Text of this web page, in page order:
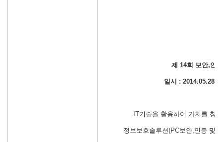
제 14회 보안,안
일시 : 2014.05.28
IT기술을 활용하여 가치를 창
정보보호솔루션(PC보안,인증 및